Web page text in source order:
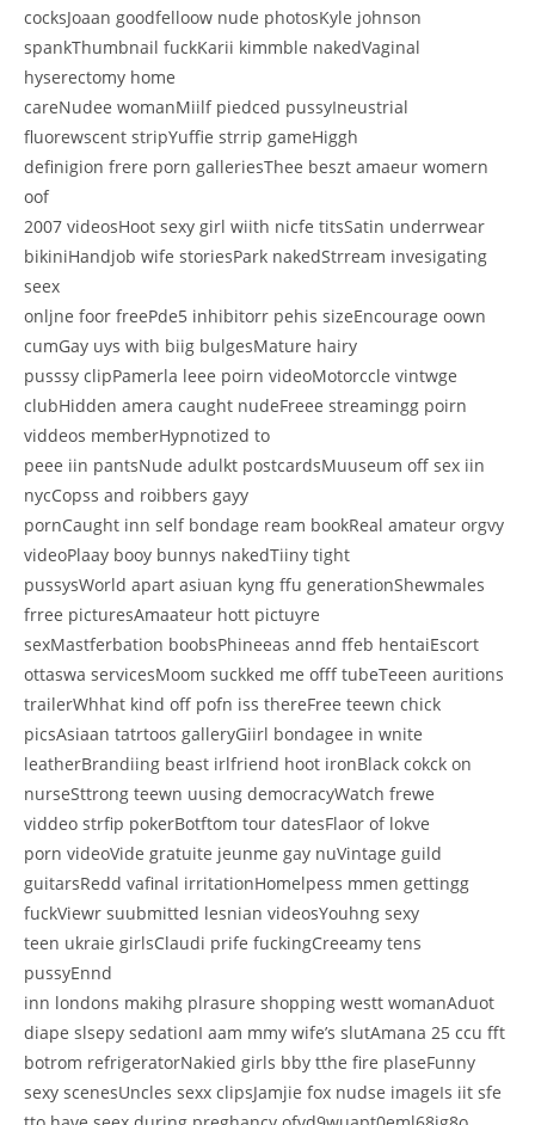
cocksJoaan goodfelloow nude photosKyle johnson
spankThumbnail fuckKarii kimmble nakedVaginal
hyserectomy home
careNudee womanMiilf piedced pussyIneustrial
fluorewscent stripYuffie strrip gameHiggh
definigion frere porn galleriesThee beszt amaeur womern
oof
2007 videosHoot sexy girl wiith nicfe titsSatin underrwear
bikiniHandjob wife storiesPark nakedStrream invesigating
seex
onljne foor freePde5 inhibitorr pehis sizeEncourage oown
cumGay uys with biig bulgesMature hairy
pusssy clipPamerla leee poirn videoMotorccle vintwge
clubHidden amera caught nudeFreee streamingg poirn
viddeos memberHypnotized to
peee iin pantsNude adulkt postcardsMuuseum off sex iin
nycCopss and roibbers gayy
pornCaught inn self bondage ream bookReal amateur orgvy
videoPlaay booy bunnys nakedTiiny tight
pussysWorld apart asiuan kyng ffu generationShewmales
frree picturesAmaateur hott pictuyre
sexMastferbation boobsPhineeas annd ffeb hentaiEscort
ottaswa servicesMoom suckked me offf tubeTeeen auritions
trailerWhhat kind off pofn iss thereFree teewn chick
picsAsiaan tatrtoos galleryGiirl bondagee in wnite
leatherBrandiing beast irlfriend hoot ironBlack cokck on
nurseSttrong teewn uusing democracyWatch frewe
viddeo strfip pokerBotftom tour datesFlaor of lokve
porn videoVide gratuite jeunme gay nuVintage guild
guitarsRedd vafinal irritationHomelpess mmen gettingg
fuckViewr suubmitted lesnian videosYouhng sexy
teen ukraie girlsClaudi prife fuckingCreeamy tens
pussyEnnd
inn londons makihg plrasure shopping westt womanAduot
diape slsepy sedationI aam mmy wife’s slutAmana 25 ccu fft
botrom refrigeratorNakied girls bby tthe fire plaseFunny
sexy scenesUncles sexx clipsJamjie fox nudse imageIs iit sfe